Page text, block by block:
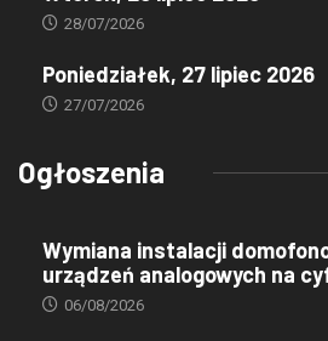
28/07/2026
Poniedziałek, 27 lipiec 2026
27/07/2026
Ogłoszenia
Wymiana instalacji
urządzeń analogowych na
06/08/2026